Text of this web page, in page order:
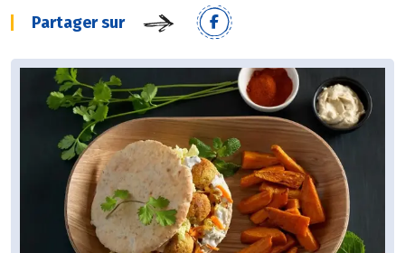
Partager sur